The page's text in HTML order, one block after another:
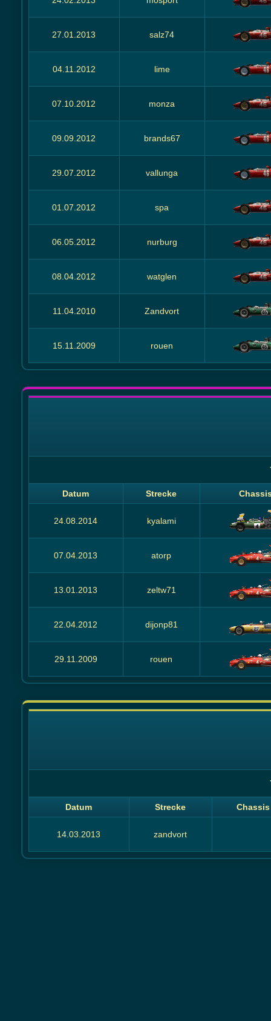
27.01.2013 salz74
04.11.2012 lime
07.10.2012 monza
09.09.2012 brands67
29.07.2012 vallunga
01.07.2012 spa
06.05.2012 nurburg
08.04.2012 watglen
11.04.2010 Zandvort
15.11.2009 rouen
Datum Strecke
24.08.2014 kyalami
07.04.2013 atorp
13.01.2013 zeltw71
22.04.2012 dijonp81
29.11.2009 rouen
Datum Strecke Chassis
14.03.2013 zandvort